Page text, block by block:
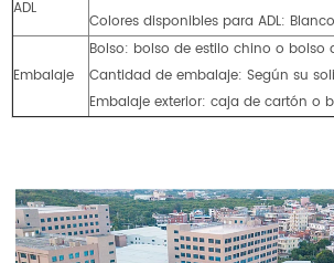
ADL
Colores disponibles para ADL:
Embalaje
Bolso: bolso de estilo chino o bolso
Cantidad de embalaje: Según su
Embalaje exterior: caja de cartón o